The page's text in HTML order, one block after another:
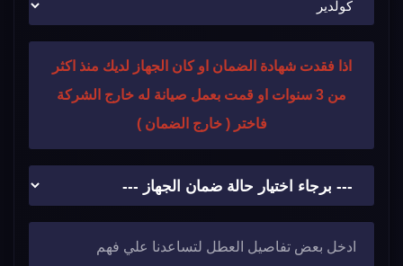
اذا فقدت شهادة الضمان او كان الجهاز لديك منذ اكثر
من 3 سنوات او قمت بعمل صيانة له خارج الشركة
فاختر ( خارج الضمان )